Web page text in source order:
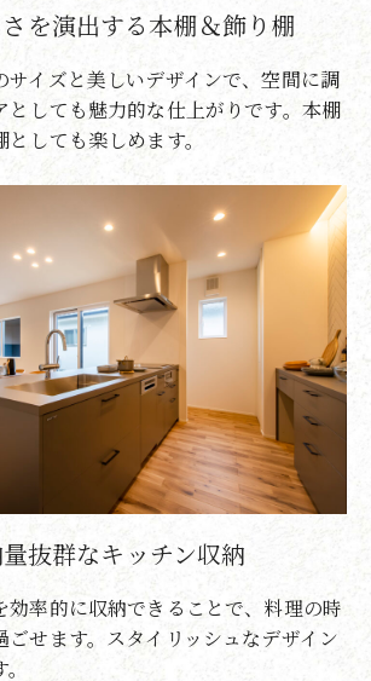
を演出する本棚＆飾り棚
サイズと美しいデザインで、空間に調
としても魅力的な仕上がりです。本棚
しても楽しめます。
抜群なキッチン収納
効率的に収納できることで、料理の時
ごせます。スタイリッシュなデザイン